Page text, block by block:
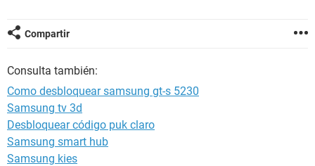
Compartir
Consulta también:
Como desbloquear samsung gt-s 5230
Samsung tv 3d
Desbloquear código puk claro
Samsung smart hub
Samsung kies